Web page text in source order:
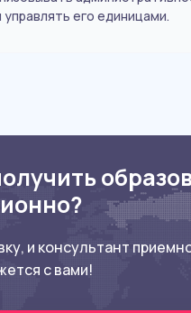
его единицами.
и консультант
с вами!